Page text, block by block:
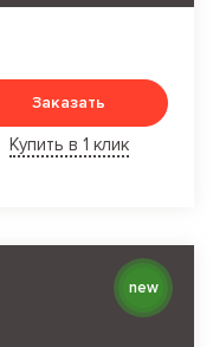
Заказать
Купить в 1 клик
new